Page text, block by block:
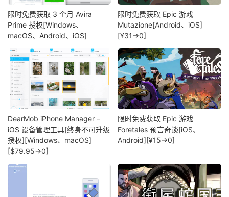
限时免费获取 3 个月 Avira
Prime 授权[Windows、
macOS、Android、iOS]
限时免费获取 Epic 游戏
Mutazione[Android、iOS]
[¥31→0]
DearMob iPhone Manager –
iOS 设备管理工具[终身不可升级
授权][Windows、macOS]
[$79.95→0]
限时免费获取 Epic 游戏
Foretales 预言奇谈[iOS、
Android][¥15→0]